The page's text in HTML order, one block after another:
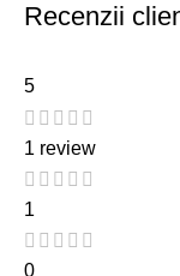
Recenzii
5
1 review
1
0